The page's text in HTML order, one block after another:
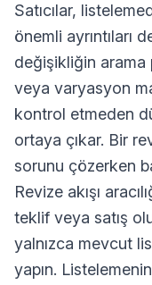
Satıcılar,
önemli ayrıntıları
değişikliğin arama
veya varyasyon
kontrol etmeden
ortaya çıkar. Bir
sorunu çözerken
Revize akışı
teklif veya satış
yalnızca mevcut
yapın.